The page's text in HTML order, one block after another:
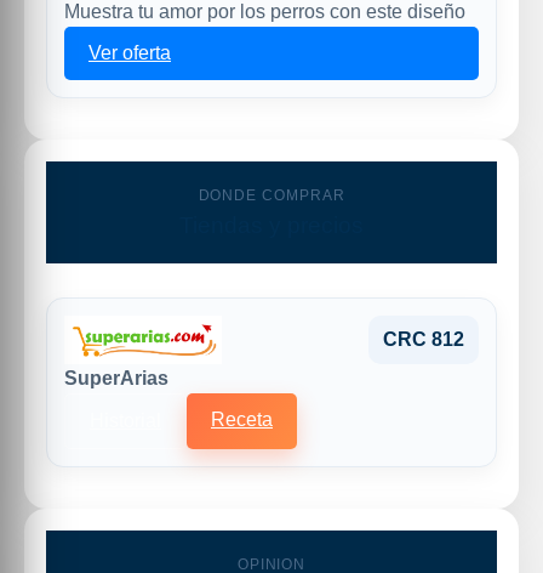
Muestra tu amor por los perros con este diseño
Ver oferta
DONDE COMPRAR
CRC 812
SuperArias
Receta
OPINION